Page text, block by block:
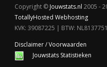
Copyright © Jouwstats.nl 2005 -
TotallyHosted Webhosting
KVK: 39087225 | BTW:
Disclaimer / Voorwaarden
Jouwstats Statistieken